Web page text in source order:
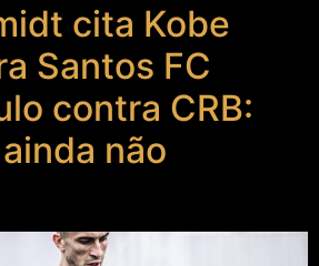
cita Kobe
Santos FC
contra CRB:
não